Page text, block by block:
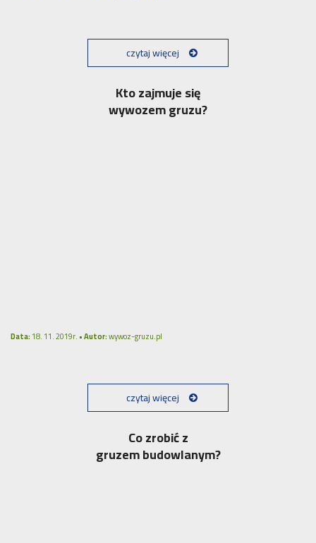
czytaj więcej
Kto zajmuje się
wywozem gruzu?
Data:18. 11. 2019r. •Autor:wywoz-gruzu.pl
czytaj więcej
Co zrobić z
gruzem budowlanym?